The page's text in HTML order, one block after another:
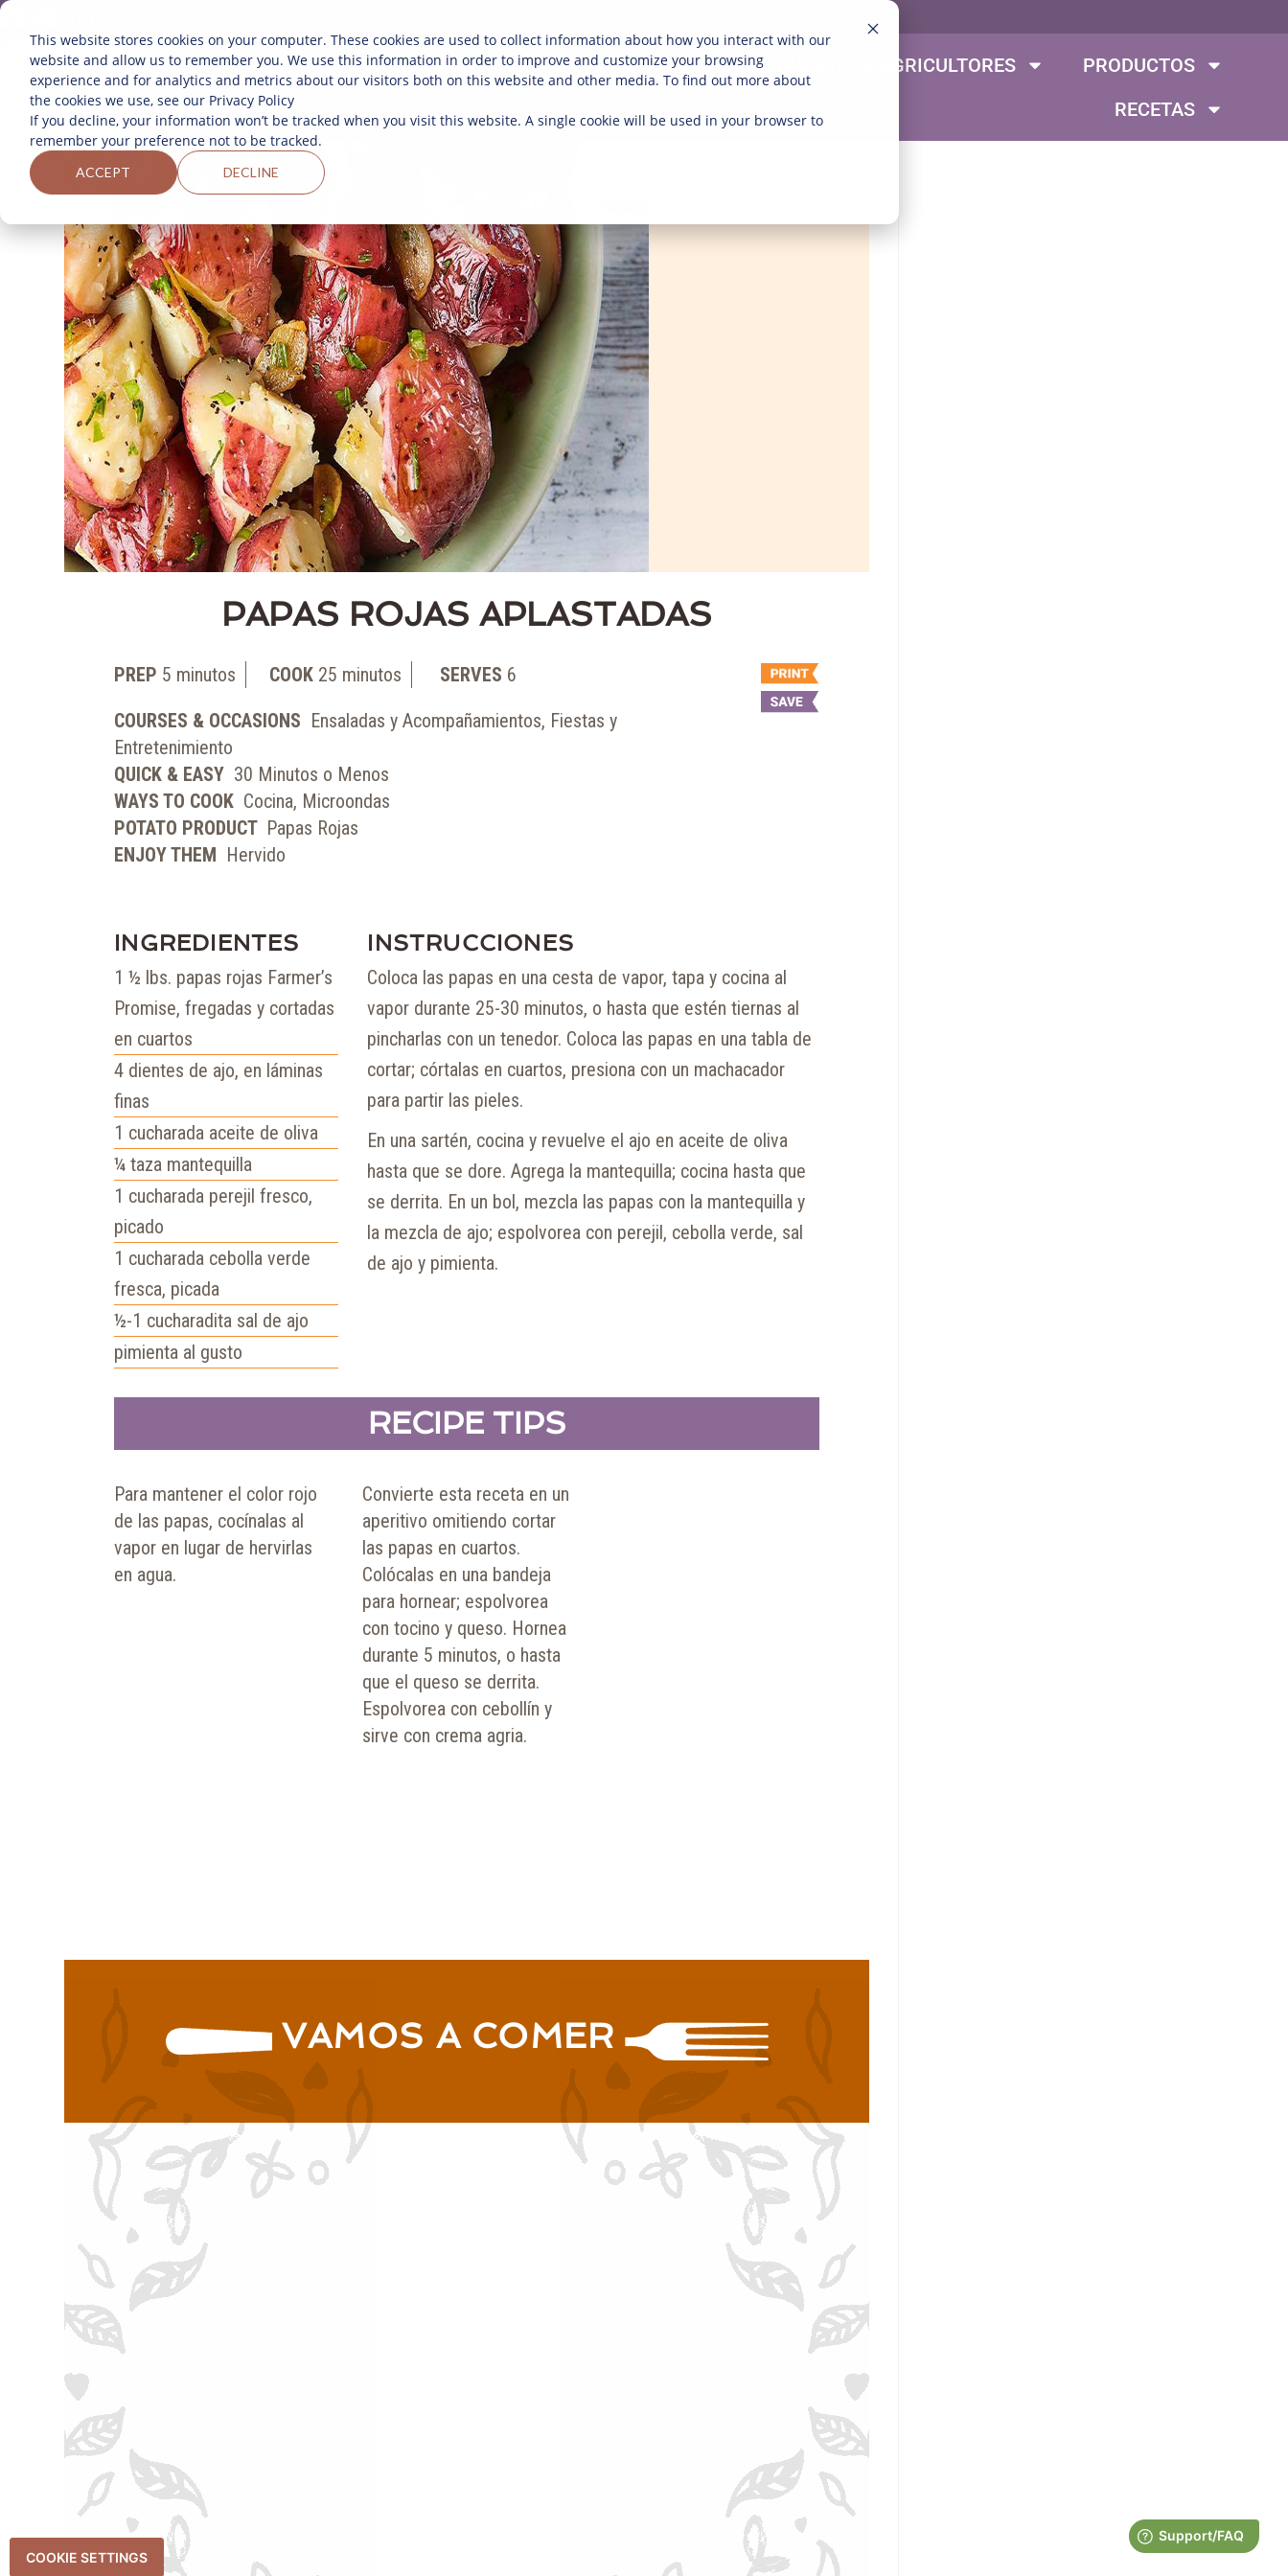
This website stores cookies on your computer. These cookies are used to collect information about how you interact with our
website and allow us to remember you. We use this information in order to improve and customize your browsing
experience and for analytics and metrics about our visitors both on this website and other media. To find out more about
the cookies we use, see our Privacy Policy
If you decline, your information won’t be tracked when you visit this website. A single cookie will be used in your browser to
remember your preference not to be tracked.
ACCEPT DECLINE
COOKIE SETTINGS
SOBRE NOSOTROS COMPRA AHORA NUESTROS AGRICULTORES
PRODUCTOS
RECETAS
PAPAS ROJAS APLASTADAS
PREP 5 minutos COOK 25 minutos SERVES 6
COURSES & OCCASIONS Ensaladas y Acompañamientos, Fiestas y
Entretenimiento
QUICK & EASY 30 Minutos o Menos
WAYS TO COOK Cocina, Microondas
POTATO PRODUCT Papas Rojas
ENJOY THEM Hervido
INGREDIENTES
1 ½ lbs. papas rojas Farmer’s
Promise, fregadas y cortadas
en cuartos
4 dientes de ajo, en láminas
finas
1 cucharada aceite de oliva
¼ taza mantequilla
1 cucharada perejil fresco,
picado
1 cucharada cebolla verde
fresca, picada
½-1 cucharadita sal de ajo
pimienta al gusto
INSTRUCCIONES
Coloca las papas en una cesta de vapor, tapa y cocina al
vapor durante 25-30 minutos, o hasta que estén tiernas al
pincharlas con un tenedor. Coloca las papas en una tabla de
cortar; córtalas en cuartos, presiona con un machacador
para partir las pieles.
En una sartén, cocina y revuelve el ajo en aceite de oliva
hasta que se dore. Agrega la mantequilla; cocina hasta que
se derrita. En un bol, mezcla las papas con la mantequilla y
la mezcla de ajo; espolvorea con perejil, cebolla verde, sal
de ajo y pimienta.
RECIPE TIPS
Para mantener el color rojo
de las papas, cocínalas al
vapor en lugar de hervirlas
en agua.
Convierte esta receta en un
aperitivo omitiendo cortar
las papas en cuartos.
Colócalas en una bandeja
para hornear; espolvorea
con tocino y queso. Hornea
durante 5 minutos, o hasta
que el queso se derrita.
Espolvorea con cebollín y
sirve con crema agria.
VAMOS A COMER